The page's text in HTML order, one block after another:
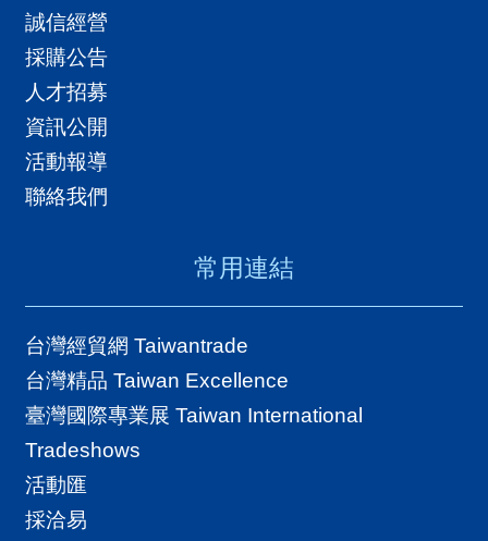
誠信經營
採購公告
人才招募
資訊公開
活動報導
聯絡我們
常用連結
台灣經貿網 Taiwantrade
台灣精品 Taiwan Excellence
臺灣國際專業展 Taiwan International
Tradeshows
活動匯
採洽易